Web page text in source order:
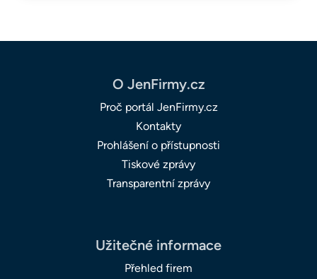
O JenFirmy.cz
Proč portál JenFirmy.cz
Kontakty
Prohlášení o přístupnosti
Tiskové zprávy
Transparentní zprávy
Užitečné informace
Přehled firem